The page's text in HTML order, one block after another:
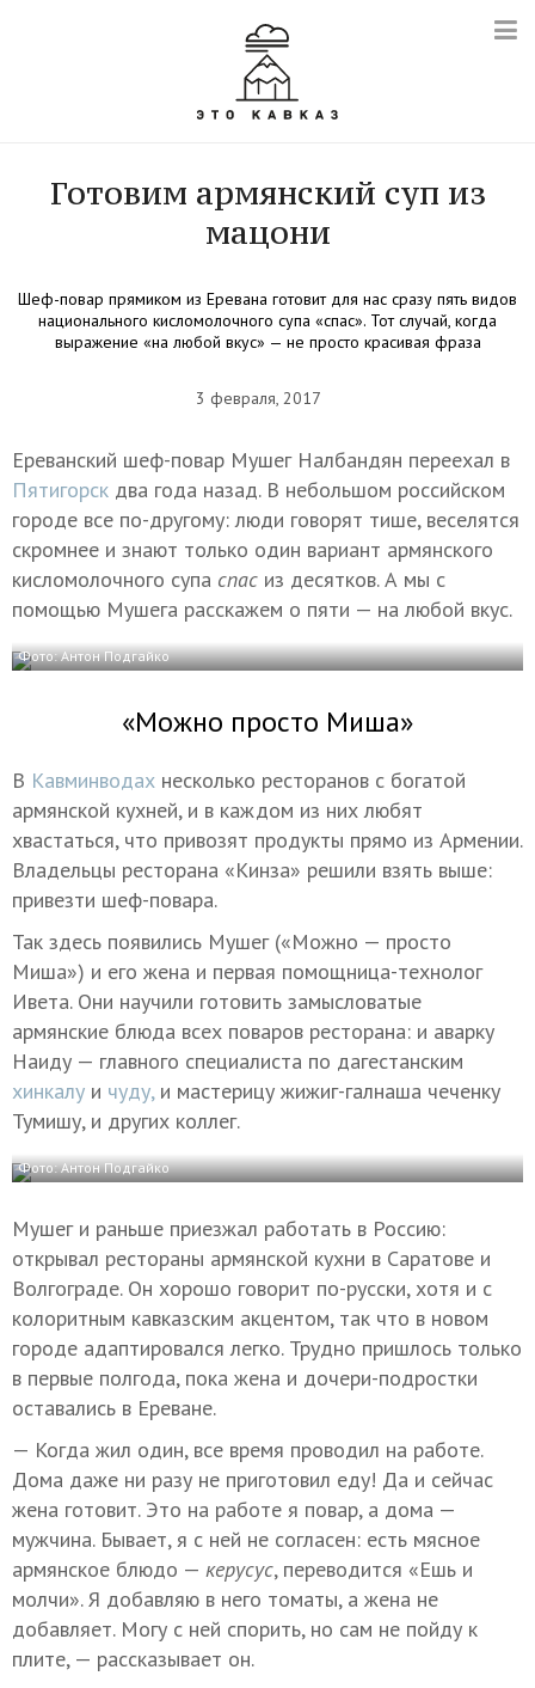
Готовим армянский суп из
мацони
Шеф-повар прямиком из Еревана готовит для нас сразу пять видов
национального кисломолочного супа «спас». Тот случай, когда
выражение «на любой вкус» — не просто красивая фраза
3 февраля, 2017
Ереванский шеф-повар Мушег Налбандян переехал в
Пятигорск два года назад. В небольшом российском
городе все по-другому: люди говорят тише, веселятся
скромнее и знают только один вариант армянского
кисломолочного супа спас из десятков. А мы с
помощью Мушега расскажем о пяти — на любой вкус.
Фото: Антон Подгайко
«Можно просто Миша»
В Кавминводах несколько ресторанов с богатой
армянской кухней, и в каждом из них любят
хвастаться, что привозят продукты прямо из Армении.
Владельцы ресторана «Кинза» решили взять выше:
привезти шеф-повара.
Так здесь появились Мушег («Можно — просто
Миша») и его жена и первая помощница-технолог
Ивета. Они научили готовить замысловатые
армянские блюда всех поваров ресторана: и аварку
Наиду — главного специалиста по дагестанским
хинкалу и чуду,и мастерицу жижиг-галнаша чеченку
Тумишу, и других коллег.
Фото: Антон Подгайко
Мушег и раньше приезжал работать в Россию:
открывал рестораны армянской кухни в Саратове и
Волгограде. Он хорошо говорит по-русски, хотя и с
колоритным кавказским акцентом, так что в новом
городе адаптировался легко. Трудно пришлось только
в первые полгода, пока жена и дочери-подростки
оставались в Ереване.
— Когда жил один, все время проводил на работе.
Дома даже ни разу не приготовил еду! Да и сейчас
жена готовит. Это на работе я повар, а дома —
мужчина. Бывает, я с ней не согласен: есть мясное
армянское блюдо — керусус, переводится «Ешь и
молчи». Я добавляю в него томаты, а жена не
добавляет. Могу с ней спорить, но сам не пойду к
плите, — рассказывает он.